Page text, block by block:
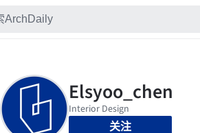
关注